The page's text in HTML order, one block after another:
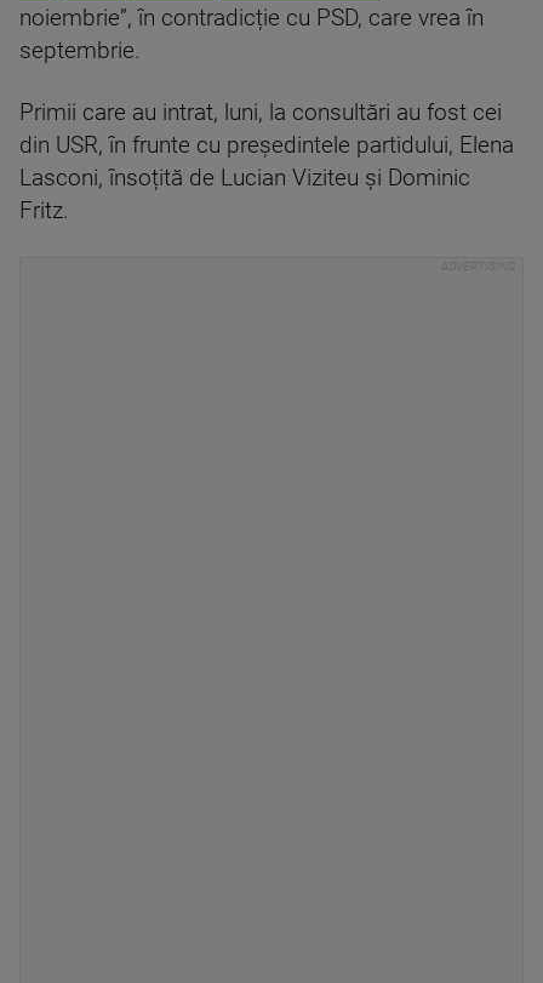
noiembrie”, în contradicție cu PSD, care vrea în
septembrie.
Primii care au intrat, luni, la consultări au fost cei
din USR, în frunte cu președintele partidului, Elena
Lasconi, însoțită de Lucian Viziteu și Dominic
Fritz.